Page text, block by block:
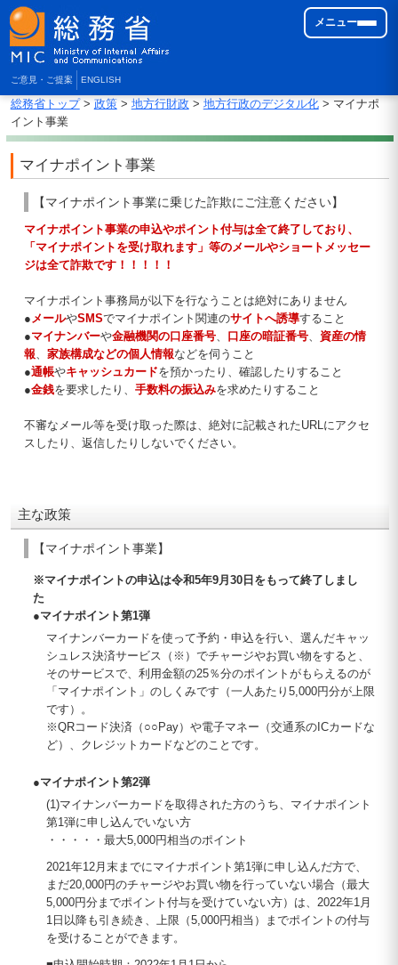
ご意見・ご提案 ENGLISH
メニュー
総務省トップ> 政策> 地方行財政 > 地方行政のデジタル化> マイナポ
イント事業
マイナポイント事業
【マイナポイント事業に乗じた詐欺にご注意ください】
マイナポイント事業の申込やポイント付与は全て終了しており、
「マイナポイントを受け取れます」等のメールやショートメッセー
ジは全て詐欺です！！！！！
マイナポイント事務局が以下を行なうことは絶対にありません
●メールやSMSでマイナポイント関連のサイトへ誘導すること
●マイナンバーや金融機関の口座番号、 口座の暗証番号、 資産の情
報、 家族構成などの個人情報などを伺うこと
●通帳やキャッシュカードを預かったり、確認したりすること
●金銭を要求したり、 手数料の振込みを求めたりすること
不審なメール等を受け取った際は、絶対に記載されたURLにアクセ
スしたり、返信したりしないでください。
主な政策
【マイナポイント事業】
※マイナポイントの申込は令和5年9月30日をもって終了しまし
た
●マイナポイント第1弾
マイナンバーカードを使って予約・申込を行い、選んだキャッ
シュレス決済サービス（※）でチャージやお買い物をすると、
そのサービスで、利用金額の25％分のポイントがもらえるのが
「マイナポイント」のしくみです（一人あたり5,000円分が上限
です）。
※QRコード決済（○○Pay）や電子マネー（交通系のICカードな
ど）、クレジットカードなどのことです。
●マイナポイント第2弾
(1)マイナンバーカードを取得された方のうち、マイナポイント
第1弾に申し込んでいない方
・・・・・最大5,000円相当のポイント
2021年12月末までにマイナポイント第1弾に申し込んだ方で、
まだ20,000円のチャージやお買い物を行っていない場合（最大
5,000円分までポイント付与を受けていない方）は、2022年1月
1日以降も引き続き、上限（5,000円相当）までポイントの付与
を受けることができます。